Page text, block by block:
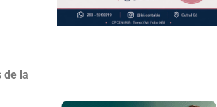
de la